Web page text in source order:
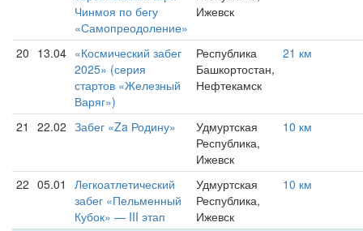
Чинмоя по бегу
«Самопреодоление»
Ижевск
20 13.04 «Космический забег
2025» (серия
стартов «Железный
Варяг»)
Республика
Башкортостан,
Нефтекамск
21 км
21 22.02 Забег «Za Родину»
Удмуртская
Республика,
Ижевск
10 км
22 05.01
Легкоатлетический
забег «Пельменный
Кубок» — III этап
Удмуртская
Республика,
Ижевск
10 км